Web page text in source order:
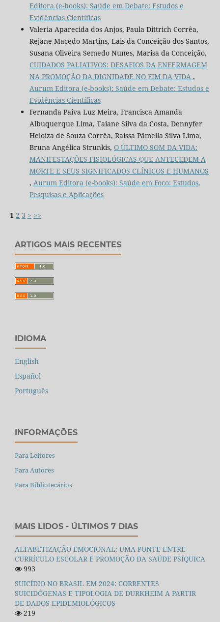
Editora (e-books): Saúde em Debate: Estudos e
Evidências Científicas
Valeria Aparecida dos Anjos, Paula Dittrich Corrêa,
Rejane Macedo Martins, Lais da Conceição dos Santos,
Susana Oliveira Semedo Nunes, Marisa da Conceição,
CUIDADOS PALIATIVOS: DESAFIOS DA ENFERMAGEM
NA PROMOÇÃO DA DIGNIDADE NO FIM DA VIDA ,
Aurum Editora (e-books): Saúde em Debate: Estudos e
Evidências Científicas
Fernanda Paiva Luz Meira, Francisca Amanda
Albuquerque Lima, Taiane Silva da Costa, Dennyfer
Heloiza de Souza Corrêa, Raissa Pâmella Silva Lima,
Bruna Angélica Strunkis, O ÚLTIMO SOM DA VIDA:
MANIFESTAÇÕES FISIOLÓGICAS QUE ANTECEDEM A
MORTE E SEUS SIGNIFICADOS CLÍNICOS E HUMANOS
, Aurum Editora (e-books): Saúde em Foco: Estudos,
Pesquisas e Aplicações
1 2 3 > >>
ARTIGOS MAIS RECENTES
IDIOMA
English
Español
Português
INFORMAÇÕES
Para Leitores
Para Autores
Para Bibliotecários
MAIS LIDOS - ÚLTIMOS 7 DIAS
ALFABETIZAÇÃO EMOCIONAL: UMA PONTE ENTRE
CURRÍCULO ESCOLAR E PROMOÇÃO DA SAÚDE PSÍQUICA
993
SUICÍDIO NO BRASIL EM 2024: CORRENTES
SUICIDÓGENAS E TIPOLOGIA DE DURKHEIM A PARTIR
DE DADOS EPIDEMIOLÓGICOS
219